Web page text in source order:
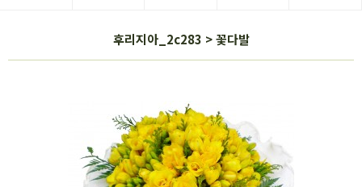
후리지아_2c283 > 꽃다발